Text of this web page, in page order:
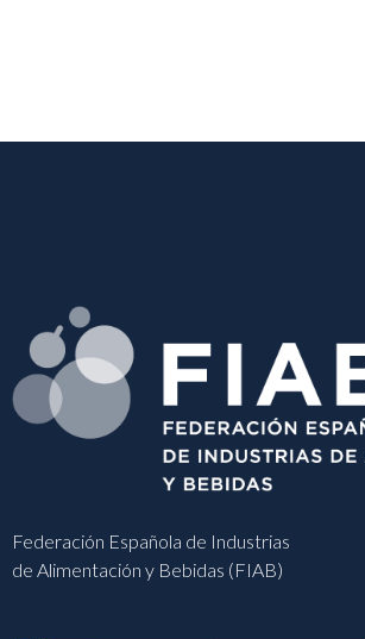
Federación Española de Industrias
de Alimentación y Bebidas (FIAB)